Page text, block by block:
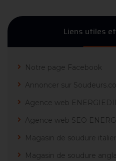
Liens utiles
Notre page Facebook
Annoncer sur
Agence web
Agence web SEO
Magasin de soudure
Magasin de soudure